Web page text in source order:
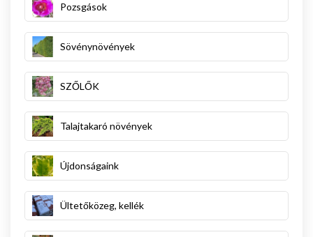
Pozsgások
Sövénynövények
SZŐLŐK
Talajtakaró növények
Újdonságaink
Ültetőközeg, kellék